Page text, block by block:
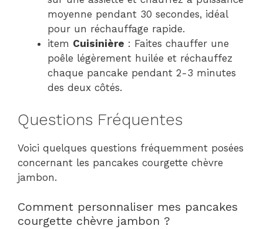
moyenne pendant 30 secondes, idéal
pour un réchauffage rapide.
item Cuisinière : Faites chauffer une
poêle légèrement huilée et réchauffez
chaque pancake pendant 2-3 minutes
des deux côtés.
Questions Fréquentes
Voici quelques questions fréquemment posées
concernant les pancakes courgette chèvre
jambon.
Comment personnaliser mes pancakes
courgette chèvre jambon ?